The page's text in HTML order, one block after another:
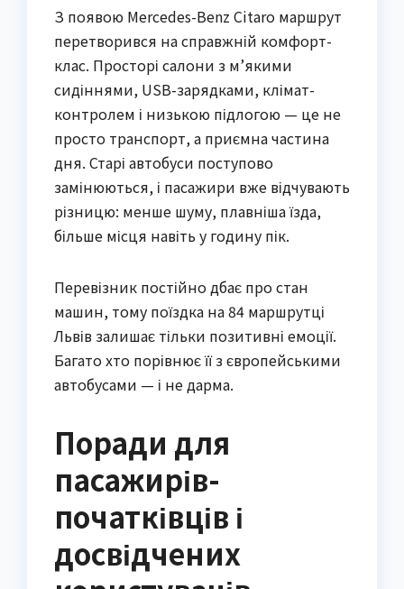
З появою Mercedes-Benz Citaro маршрут
перетворився на справжній комфорт-
клас. Просторі салони з м’якими
сидіннями, USB-зарядками, клімат-
контролем і низькою підлогою — це не
просто транспорт, а приємна частина
дня. Старі автобуси поступово
замінюються, і пасажири вже відчувають
різницю: менше шуму, плавніша їзда,
більше місця навіть у годину пік.
Перевізник постійно дбає про стан
машин, тому поїздка на 84 маршрутці
Львів залишає тільки позитивні емоції.
Багато хто порівнює її з європейськими
автобусами — і не дарма.
Поради для
пасажирів-
початківців і
досвідчених